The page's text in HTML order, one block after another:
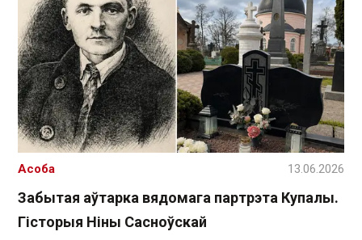
Забытая аўтарка вядомага партрэта Купалы.
Гісторыя Ніны Сасноўскай
Асоба 13.06.2026